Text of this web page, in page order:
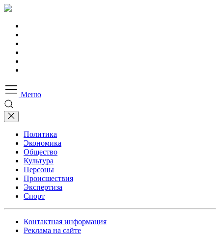
Меню
Политика
Экономика
Общество
Культура
Персоны
Происшествия
Экспертиза
Спорт
Контактная информация
Реклама на сайте